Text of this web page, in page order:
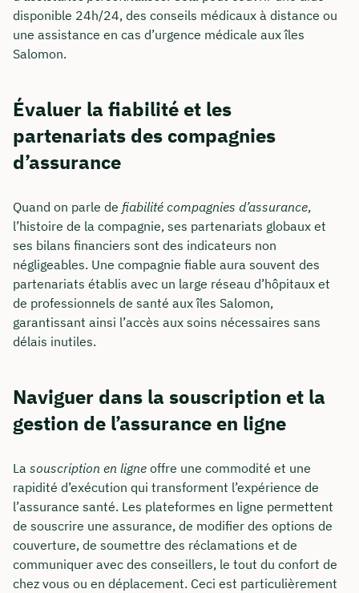
disponible 24h/24, des conseils médicaux à distance ou
une assistance en cas d’urgence médicale aux îles
Salomon.
Évaluer la fiabilité et les
partenariats des compagnies
d’assurance
Quand on parle de fiabilité compagnies d’assurance,
l’histoire de la compagnie, ses partenariats globaux et
ses bilans financiers sont des indicateurs non
négligeables. Une compagnie fiable aura souvent des
partenariats établis avec un large réseau d’hôpitaux et
de professionnels de santé aux îles Salomon,
garantissant ainsi l’accès aux soins nécessaires sans
délais inutiles.
Naviguer dans la souscription et la
gestion de l’assurance en ligne
La souscription en ligne offre une commodité et une
rapidité d’exécution qui transforment l’expérience de
l’assurance santé. Les plateformes en ligne permettent
de souscrire une assurance, de modifier des options de
couverture, de soumettre des réclamations et de
communiquer avec des conseillers, le tout du confort de
chez vous ou en déplacement. Ceci est particulièrement